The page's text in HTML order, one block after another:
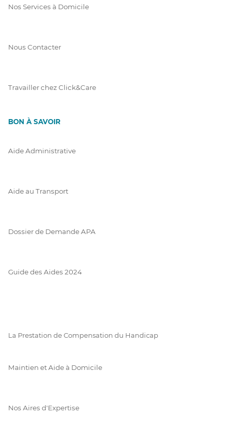
Nos Services à Domicile
Nous Contacter
Travailler chez Click&Care
BON À SAVOIR
Aide Administrative
Aide au Transport
Dossier de Demande APA
Guide des Aides 2024
La Prestation de Compensation du Handicap
Maintien et Aide à Domicile
Nos Aires d'Expertise